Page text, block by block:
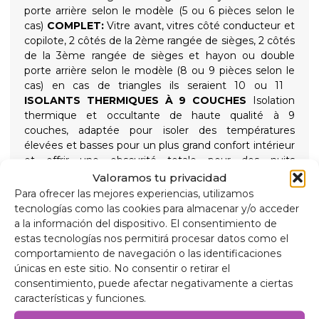
Valoramos tu privacidad
Para ofrecer las mejores experiencias, utilizamos
tecnologías como las cookies para almacenar y/o acceder
a la información del dispositivo. El consentimiento de
estas tecnologías nos permitirá procesar datos como el
comportamiento de navegación o las identificaciones
únicas en este sitio. No consentir o retirar el
consentimiento, puede afectar negativamente a ciertas
características y funciones.
porte arrière selon le modèle (5 ou 6 pièces selon le
cas) COMPLET:Vitre avant, vitres côté conducteur et
copilote, 2 côtés de la 2ème rangée de sièges, 2 côtés
de la 3ème rangée de sièges et hayon ou double
porte arrière selon le modèle (8 ou 9 pièces selon le
cas) en cas de triangles ils seraient 10 ou 11
ISOLANTS THERMIQUES À 9 COUCHES Isolation
thermique et occultante de haute qualité à 9
couches, adaptée pour isoler des températures
élevées et basses pour un plus grand confort intérieur
et offrir une obscurité totale pour des nuits
reposantes, maintenue en place par des ventouses
vissées à haute aspiration faciles à retirer pour
simplifier l'installation.
Composition
Aluminium 90 microns, anti-ultraviolet et résistant
aux rayures.
Polyéthylène expansé de 2 mm.
Film aluminium 38 microns, pour isolation.
Polyéthylène expansé de 2 mm.
Film aluminium 38 microns.